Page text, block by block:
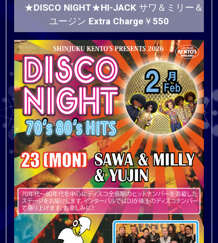
★DISCO NIGHT★HI-JACK サワ＆ミリー＆
ユージン Extra Charge￥550